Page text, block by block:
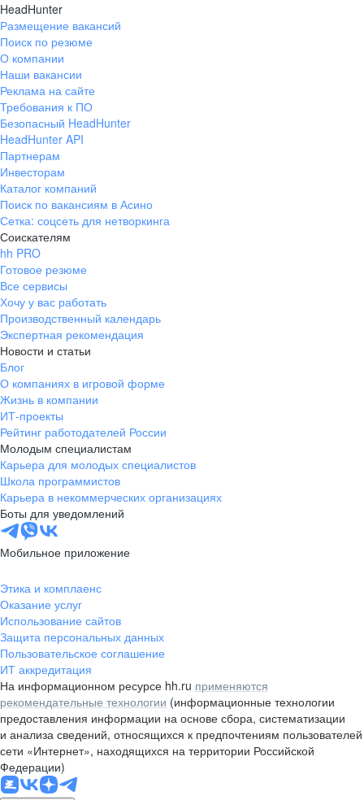
HeadHunter
Размещение вакансий
Поиск по резюме
О компании
Наши вакансии
Реклама на сайте
Требования к ПО
Безопасный HeadHunter
HeadHunter API
Партнерам
Инвесторам
Каталог компаний
Поиск по вакансиям в Асино
Сетка: соцсеть для нетворкинга
Соискателям
hh PRO
Готовое резюме
Все сервисы
Хочу у вас работать
Производственный календарь
Экспертная рекомендация
Новости и статьи
Блог
О компаниях в игровой форме
Жизнь в компании
ИТ-проекты
Рейтинг работодателей России
Молодым специалистам
Карьера для молодых специалистов
Школа программистов
Карьера в некоммерческих организациях
Боты для уведомлений
Мобильное приложение
Этика и комплаенс
Оказание услуг
Использование сайтов
Защита персональных данных
Пользовательское соглашение
ИТ аккредитация
На информационном ресурсе hh.ru применяются
рекомендательные технологии (информационные технологии
предоставления информации на основе сбора, систематизации
и анализа сведений, относящихся к предпочтениям пользователей
сети «Интернет», находящихся на территории Российской
Федерации)